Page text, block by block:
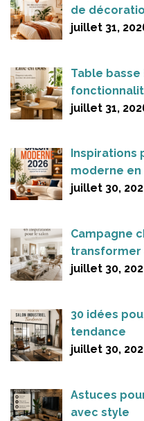
de
juillet 31,
Table
juillet 31,
Inspirations
moderne en
juillet 30,
Campagne
transformer
juillet 30,
30 idées
tendance
juillet 30,
Astuces
avec style